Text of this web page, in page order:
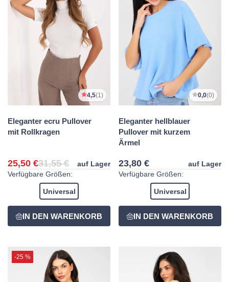
4,5(1)
Eleganter ecru Pullover
mit Rollkragen
25,50 €31,55 €
auf Lager
Verfügbare Größen:
Universal
0,0(0)
Eleganter hellblauer
Pullover mit kurzem
Ärmel
23,80 €
auf Lager
Verfügbare Größen:
Universal
-25 %